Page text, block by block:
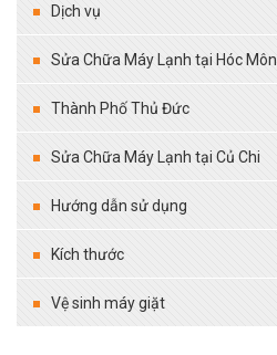
Dịch vụ
Sửa Chữa Máy Lạnh tại Hóc Môn
Thành Phố Thủ Đức
Sửa Chữa Máy Lạnh tại Củ Chi
Hướng dẫn sử dụng
Kích thước
Vệ sinh máy giặt